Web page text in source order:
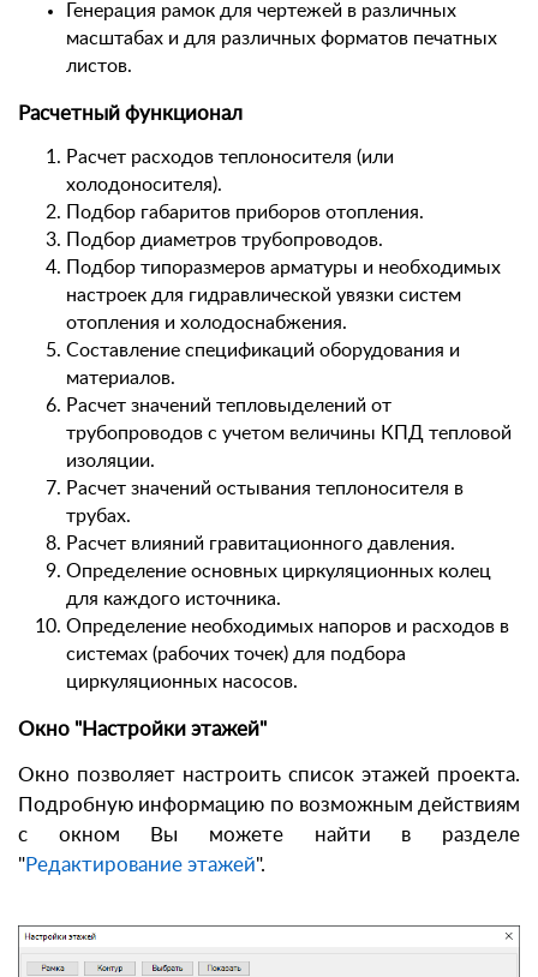
Генерация рамок для чертежей в различных
масштабах и для различных форматов печатных
листов.
Расчетный функционал
Расчет расходов теплоносителя (или
холодоносителя).
Подбор габаритов приборов отопления.
Подбор диаметров трубопроводов.
Подбор типоразмеров арматуры и необходимых
настроек для гидравлической увязки систем
отопления и холодоснабжения.
Составление спецификаций оборудования и
материалов.
Расчет значений тепловыделений от
трубопроводов с учетом величины КПД тепловой
изоляции.
Расчет значений остывания теплоносителя в
трубах.
Расчет влияний гравитационного давления.
Определение основных циркуляционных колец
для каждого источника.
Определение необходимых напоров и расходов в
системах (рабочих точек) для подбора
циркуляционных насосов.
Окно "Настройки этажей"
Окно позволяет настроить список этажей проекта.
Подробную информацию по возможным действиям
с окном Вы можете найти в разделе
"Редактирование этажей".